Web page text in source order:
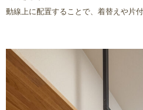
動線上に配置することで、着替えや片